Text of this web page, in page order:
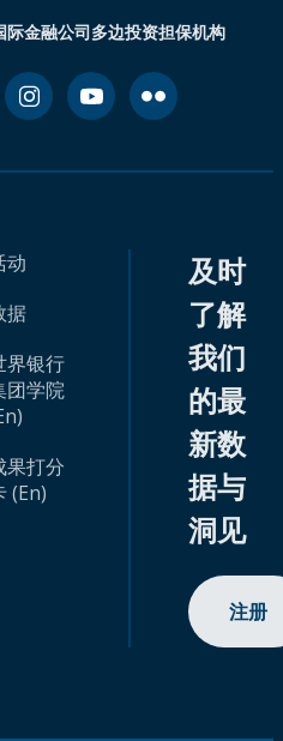
际金融公司多边投资担保机构
动
据
界银行
团学院
果打分
(En)
及时
了解
我们
的最
新数
据与
洞见
注册